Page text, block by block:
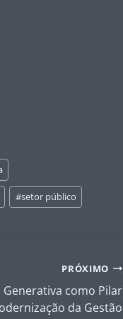
#setor público
PRÓXIMO
como Pilar
da Gestão